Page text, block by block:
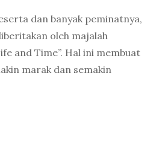
dan banyak peminatnya,
oleh majalah
and Time”. Hal ini membuat
marak dan semakin